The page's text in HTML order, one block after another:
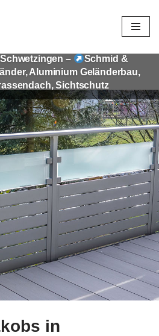
–
Schmid &
Aluminium Geländerbau,
Sichtschutz
in